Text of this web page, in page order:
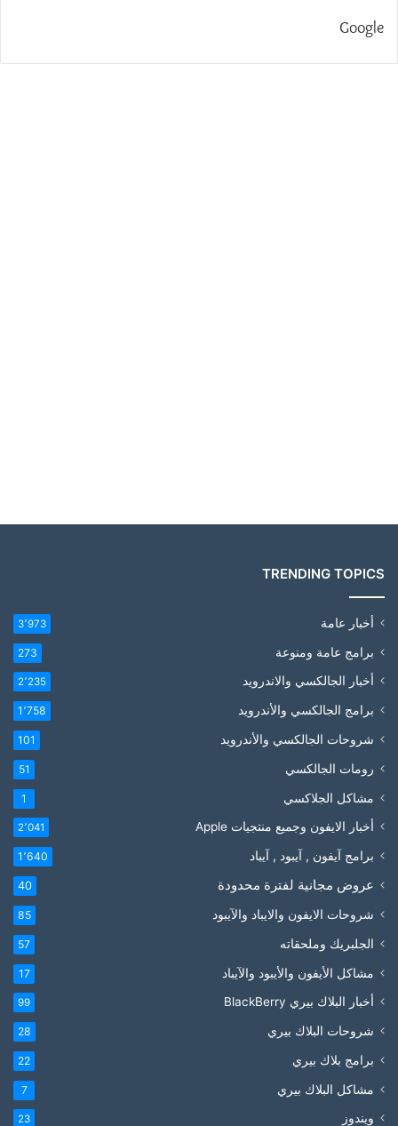
Google
TRENDING TOPICS
أخبار عامة 3٬973
برامج عامة ومنوعة 273
أخبار الجالكسي والاندرويد 2٬235
برامج الجالكسي والأندرويد 1٬758
شروحات الجالكسي والأندرويد 101
رومات الجالكسي 51
مشاكل الجلاكسي 1
أخبار الايفون وجميع منتجيات Apple 2٬041
برامج آيفون , آيبود , آيباد 1٬640
عروض مجانية لفترة محدودة 40
شروحات الايفون والايباد والآيبود 85
الجلبريك وملحقاته 57
مشاكل الأيفون والأيبود والآيباد 17
أخبار البلاك بيري BlackBerry 99
شروحات البلاك بيري 28
برامج بلاك بيري 22
مشاكل البلاك بيري 7
ويندوز 23